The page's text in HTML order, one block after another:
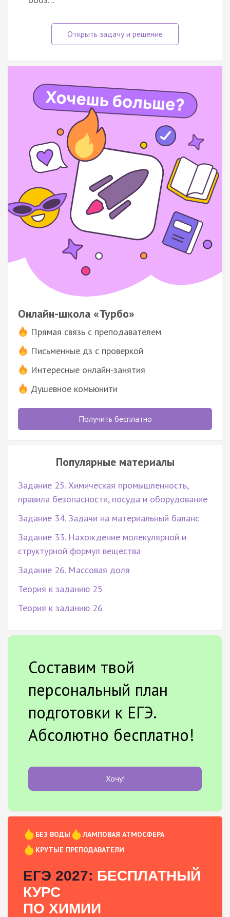
Онлайн-школа «Турбо»
Прямая связь с преподавателем
Письменные дз с проверкой
Интересные онлайн-занятия
Душевное комьюнити
Получить бесплатно
Популярные материалы
Задание 25. Химическая промышленность,
правила безопасности, посуда и оборудование
Задание 34. Задачи на материальный баланс
Задание 33. Нахождение молекулярной и
структурной формул вещества
Задание 26. Массовая доля
Теория к заданию 25
Теория к заданию 26
Составим твой
персональный план
подготовки к ЕГЭ.
Абсолютно бесплатно!
Хочу!
БЕЗ ВОДЫ
ЛАМПОВАЯ АТМОСФЕРА
КРУТЫЕ ПРЕПОДАВАТЕЛИ
ЕГЭ 2027: БЕСПЛАТНЫЙ
КУРС
ПО ХИМИИ